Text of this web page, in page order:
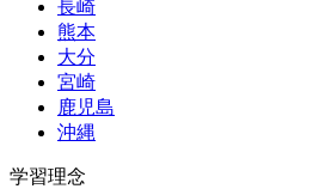
長崎
熊本
大分
宮崎
鹿児島
沖縄
学習理念